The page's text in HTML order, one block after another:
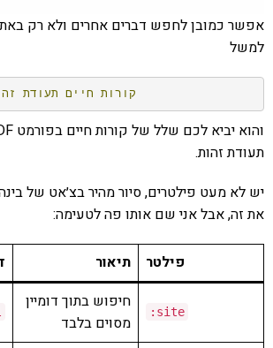
אפשר כמובן לחפש דברים אחרים ולא רק
למשל
קורות חיים תעודת
תעודת זהות.
יש לא מעט פילטרים, סיור מהיר בצ׳אט של
את זה, אבל אני שם אותו פה לטעימה:
פילטר תיאור
site
:
חיפוש בתוך דומיין
מסוים בלבד